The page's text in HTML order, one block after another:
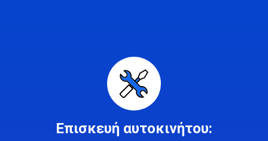
Επισκευή αυτοκινήτου: